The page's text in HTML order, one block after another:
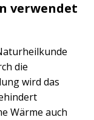
verwendet
die
wird das
Wärme auch